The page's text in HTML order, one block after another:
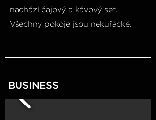
nachází čajový a kávový set.
Všechny pokoje jsou nekuřácké.
BUSINESS